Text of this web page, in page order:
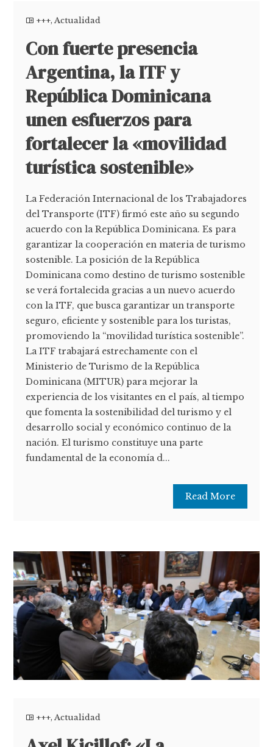
+++,Actualidad
Con fuerte presencia
Argentina, la ITF y
República Dominicana
unen esfuerzos para
fortalecer la «movilidad
turística sostenible»
La Federación Internacional de los Trabajadores
del Transporte (ITF) firmó este año su segundo
acuerdo con la República Dominicana. Es para
garantizar la cooperación en materia de turismo
sostenible. La posición de la República
Dominicana como destino de turismo sostenible
se verá fortalecida gracias a un nuevo acuerdo
con la ITF, que busca garantizar un transporte
seguro, eficiente y sostenible para los turistas,
promoviendo la “movilidad turística sostenible”.
La ITF trabajará estrechamente con el
Ministerio de Turismo de la República
Dominicana (MITUR) para mejorar la
experiencia de los visitantes en el país, al tiempo
que fomenta la sostenibilidad del turismo y el
desarrollo social y económico continuo de la
nación. El turismo constituye una parte
fundamental de la economía d...
Read More
+++,Actualidad